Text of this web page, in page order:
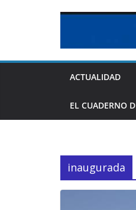
ACTUALIDAD
EL CUADERNO
inaugurada